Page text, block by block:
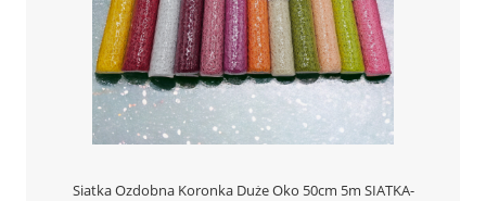
Siatka Ozdobna Koronka Duże Oko 50cm 5m SIATKA-